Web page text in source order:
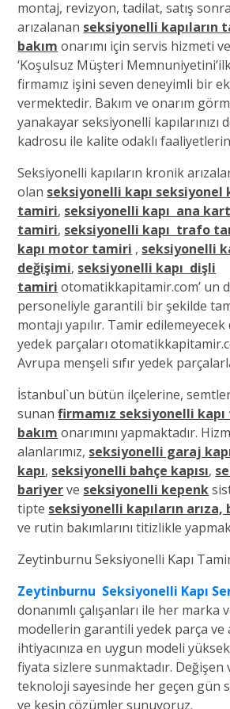
montaj, revizyon, tadilat, satış
arızalanan seksiyonelli kapıların
bakım onarımı için servis hizmeti
‘Koşulsuz Müşteri
firmamız işini seven deneyimli bir
vermektedir. Bakım ve onarım
yanakayar seksiyonelli kapılarınızı
kadrosu ile kalite odaklı
Seksiyonelli kapıların kronik
olan seksiyonelli kapı seksiyonel
tamiri, seksiyonelli kapı ana kart
tamiri, seksiyonelli kapı trafo
kapı motor tamiri , seksiyonelli
değişimi, seksiyonelli kapı dişli
tamiri otomatikkapitamir.com’ un
personeliyle garantili bir şekilde
montajı yapılır. Tamir
yedek parçaları
Avrupa menşeli sıfır yedek
İstanbul`un bütün ilçelerine,
sunanfirmamız seksiyonelli
bakım onarımını yapmaktadır.
alanlarımız, seksiyonelli garaj
kapı, seksiyonelli bahçe kapısı,
bariyerve seksiyonelli kepenk
tipte seksiyonelli kapıların arıza,
ve rutin bakımlarını titizlikle
Zeytinburnu Seksiyonelli Kapı
Zeytinburnu Seksiyonelli Kapı
donanımlı çalışanları ile her marka
modellerin garantili yedek parça ve
ihtiyacınıza en uygun modeli
fiyata sizlere sunmaktadır. Değişen
teknoloji sayesinde her geçen gün
ve kesin çözümler sunuyoruz.